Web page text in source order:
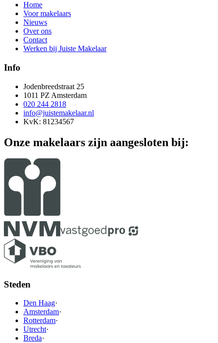
Home
Voor makelaars
Nieuws
Over ons
Contact
Werken bij Juiste Makelaar
Info
Jodenbreedstraat 25
1011 PZ Amsterdam
020 244 2818
info@juistemakelaar.nl
KvK: 81234567
Onze makelaars zijn aangesloten bij:
Steden
Den Haag·
Amsterdam·
Rotterdam·
Utrecht·
Breda·